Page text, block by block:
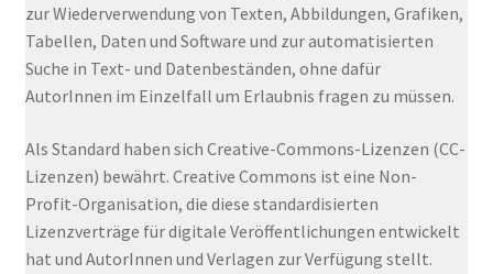
zur Wiederverwendung von Texten, Abbildungen, Grafiken,
Tabellen, Daten und Software und zur automatisierten
Suche in Text- und Datenbeständen, ohne dafür
AutorInnen im Einzelfall um Erlaubnis fragen zu müssen.
Als Standard haben sich Creative-Commons-Lizenzen (CC-
Lizenzen) bewährt. Creative Commons ist eine Non-
Profit-Organisation, die diese standardisierten
Lizenzverträge für digitale Veröffentlichungen entwickelt
hat und AutorInnen und Verlagen zur Verfügung stellt.